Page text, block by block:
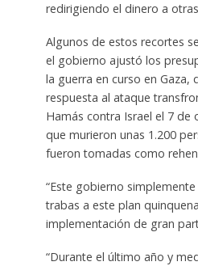
redirigiendo el dinero a
Algunos de estos recortes
el gobierno ajustó los
la guerra en curso en Gaza,
respuesta al ataque
Hamás contra Israel el 7 de
que murieron unas 1.200
fueron tomadas como
“Este gobierno
trabas a este plan
implementación de gran
“Durante el último año y